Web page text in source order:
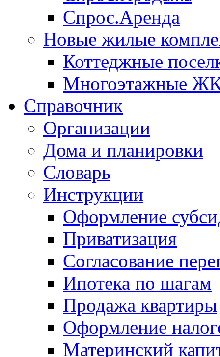
Спрос.Аренда
Новые жилые
Коттеджные
Многоэтажные
Справочник
Организации
Дома и планировки
Словарь
Инструкции
Оформление
Приватизация
Согласование
Ипотека по шагам
Продажа квартиры
Оформление
Материнский